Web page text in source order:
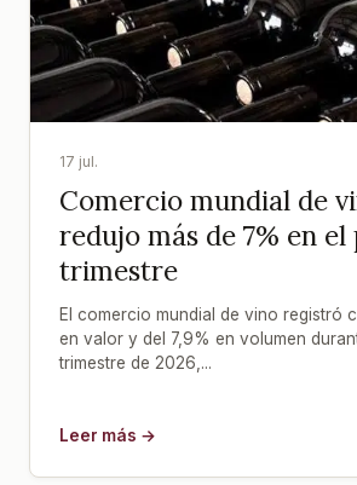
17 jul.
Comercio mundial de
redujo más de 7% en
trimestre
El comercio mundial de vino registró
en valor y del 7,9% en volumen
trimestre de 2026,...
Leer más →